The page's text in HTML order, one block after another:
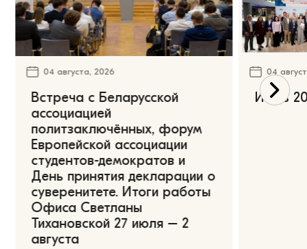
04 августа, 2026
Встреча с Беларусской
ассоциацией
политзаключённых, форум
Европейской ассоциации
студентов-демократов и
День принятия декларации о
суверенитете. Итоги работы
Офиса Светланы
Тихановской 27 июля – 2
августа
04
Июль